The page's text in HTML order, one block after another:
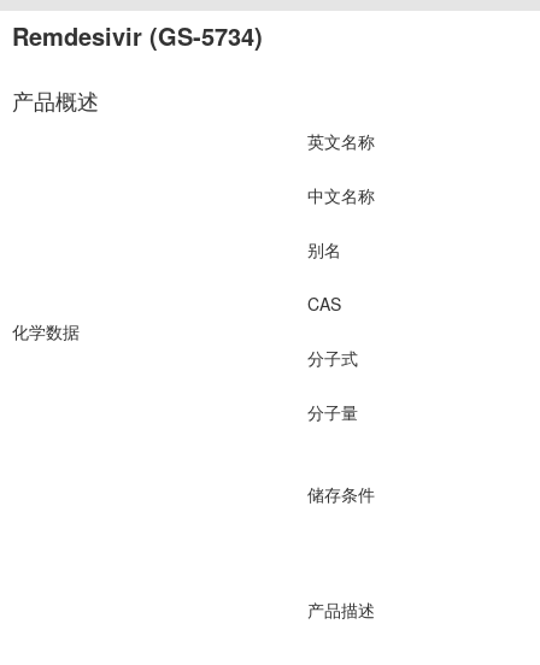
Remdesivir (GS-5734)
产品概述
化学数据
英文名称
中文名称
别名
CAS
分子式
分子量
储存条件
产品描述